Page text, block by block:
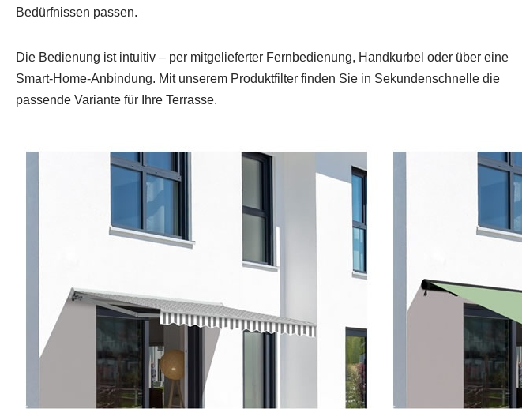
Bedürfnissen passen.
Die Bedienung ist intuitiv – per mitgelieferter Fernbedienung, Handkurbel oder über eine
Smart‑Home-Anbindung. Mit unserem Produktfilter finden Sie in Sekundenschnelle die
passende Variante für Ihre Terrasse.